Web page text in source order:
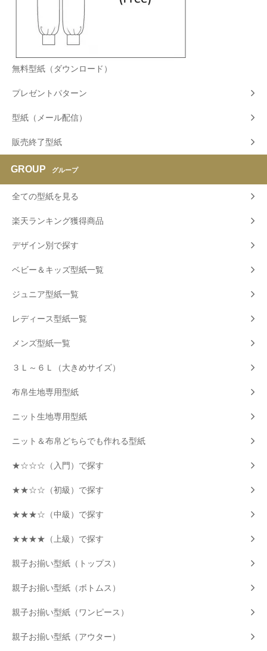
無料型紙（ダウンロード）
プレゼントパターン
型紙（メール配信）
販売終了型紙
GROUP グループ
全ての型紙を見る
楽天ランキング獲得商品
デザイン別で探す
ベビー＆キッズ型紙一覧
ジュニア型紙一覧
レディース型紙一覧
メンズ型紙一覧
３Ｌ～６Ｌ（大きめサイズ）
布帛生地専用型紙
ニット生地専用型紙
ニット＆布帛どちらでも作れる型紙
★☆☆☆（入門）で探す
★★☆☆（初級）で探す
★★★☆（中級）で探す
★★★★（上級）で探す
親子お揃い型紙（トップス）
親子お揃い型紙（ボトムス）
親子お揃い型紙（ワンピース）
親子お揃い型紙（アウター）